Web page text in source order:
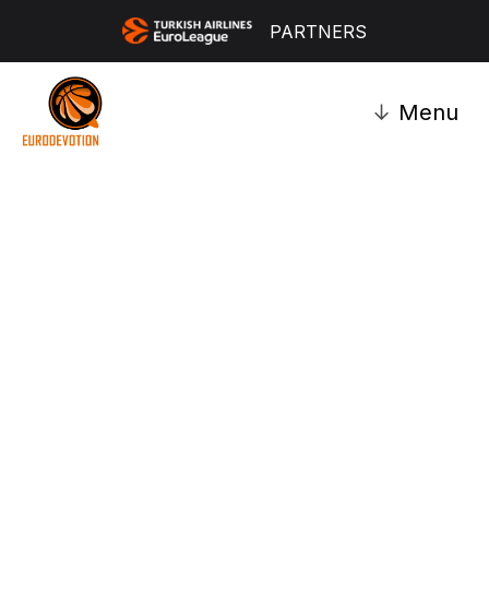
PARTNERS
↓ Menu